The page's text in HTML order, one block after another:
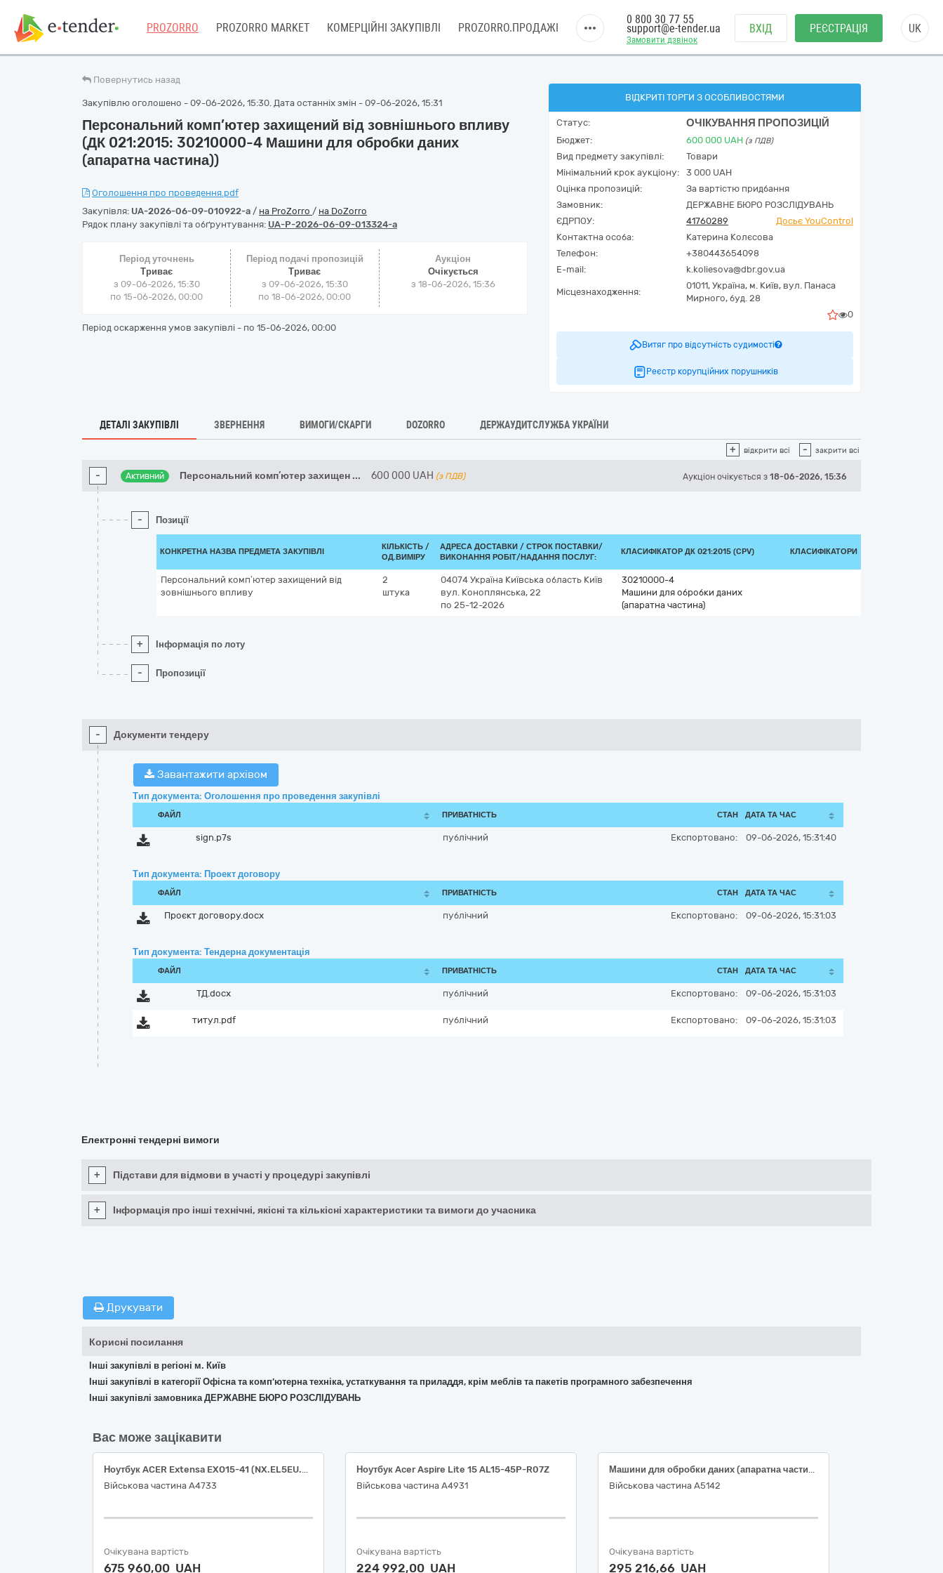
PROZORRO PROZORRO MARKET КОМЕРЦІЙНІ ЗАКУПІВЛІ PROZORRO.ПРОДАЖІ
Замовити дзвінок
0 800 30 77 55
support@e-tender.ua ВХІД РЕЄСТРАЦІЯ UK
Повернутись назад
Закупівлю оголошено - 09-06-2026, 15:30. Дата останніх змін - 09-06-2026, 15:31
Персональний комп’ютер захищений від зовнішнього впливу
(ДК 021:2015: 30210000-4 Машини для обробки даних
(апаратна частина))
Оголошення про проведення.pdf
Закупівля: UA-2026-06-09-010922-a / на ProZorro / на DoZorro
Рядок плану закупівлі та обґрунтування: UA-P-2026-06-09-013324-a
Період уточнень
Триває
з 09-06-2026, 15:30
по 15-06-2026, 00:00
Період подачі пропозицій
Триває
з 09-06-2026, 15:30
по 18-06-2026, 00:00
Аукціон
Очікується
з 18-06-2026, 15:36
Період оскарження умов закупівлі - по 15-06-2026, 00:00
ВІДКРИТІ ТОРГИ З ОСОБЛИВОСТЯМИ
Статус: ОЧІКУВАННЯ ПРОПОЗИЦІЙ
Бюджет: 600 000 UAH (з ПДВ)
Вид предмету закупівлі:
Товари
Мінімальний крок аукціону:
3 000 UAH
Оцінка пропозицій:
За вартістю придбання
Замовник:
ДЕРЖАВНЕ БЮРО РОЗСЛІДУВАНЬ
ЄДРПОУ:
41760289
Досьє YouControl
Контактна особа:
Катерина Колєсова
Телефон:
+380443654098
E-mail:
k.koliesova@dbr.gov.ua
Місцезнаходження:
01011, Україна, м. Київ, вул. Панаса
Мирного, буд. 28
0
Витяг про відсутність судимості
Реєстр корупційних порушників
ДЕТАЛІ ЗАКУПІВЛІ ЗВЕРНЕННЯ ВИМОГИ/СКАРГИ DOZORRO ДЕРЖАУДИТСЛУЖБА УКРАЇНИ
+ відкрити всі - закрити всі
- Активний Персональний комп’ютер захищен ... 600 000 UAH (з ПДВ) Аукціон очікується з 18-06-2026, 15:36
- Позиції
КОНКРЕТНА НАЗВА ПРЕДМЕТА ЗАКУПІВЛІ
КІЛЬКІСТЬ /
ОД.ВИМІРУ
АДРЕСА ДОСТАВКИ / СТРОК ПОСТАВКИ/
ВИКОНАННЯ РОБІТ/НАДАННЯ ПОСЛУГ:
КЛАСИФІКАТОР ДК 021:2015 (CPV) КЛАСИФІКАТОРИ
Персональний комп’ютер захищений від
зовнішнього впливу
2
штука
04074 Україна Київська область Київ
вул. Коноплянська, 22
по 25-12-2026
30210000-4
Машини для обробки даних
(апаратна частина)
+ Інформація по лоту
- Пропозиції
- Документи тендеру
Завантажити архівом
Тип документа: Оголошення про проведення закупівлі
ФАЙЛ ПРИВАТНІСТЬ СТАН ДАТА ТА ЧАС
sign.p7s публічний Експортовано: 09-06-2026, 15:31:40
Тип документа: Проект договору
ФАЙЛ ПРИВАТНІСТЬ СТАН ДАТА ТА ЧАС
Проєкт договору.docx публічний Експортовано: 09-06-2026, 15:31:03
Тип документа: Тендерна документація
ФАЙЛ ПРИВАТНІСТЬ СТАН ДАТА ТА ЧАС
ТД.docx публічний Експортовано: 09-06-2026, 15:31:03
титул.pdf публічний Експортовано: 09-06-2026, 15:31:03
Електронні тендерні вимоги
+ Підстави для відмови в участі у процедурі закупівлі
+ Інформація про інші технічні, якісні та кількісні характеристики та вимоги до учасника
Друкувати
Корисні посилання
Інші закупівлі в регіоні м. Київ
Інші закупівлі в категорії Офісна та комп’ютерна техніка, устаткування та приладдя, крім меблів та пакетів програмного забезпечення
Інші закупівлі замовника ДЕРЖАВНЕ БЮРО РОЗСЛІДУВАНЬ
Вас може зацікавити
Ноутбук ACER Extensa EXO15-41 (NX.EL5EU.006), або аналог – 20 шт ДК 021:2015 – 30210000-4 Машини для обробки даних (апаратна частина)
Військова частина А4733
Очікувана вартість
675 960,00 UAH
Ноутбук Acer Aspire Lite 15 AL15-45P-R07Z
Військова частина А4931
Очікувана вартість
224 992,00 UAH
Машини для обробки даних (апаратна частина)
Військова частина А5142
Очікувана вартість
295 216,66 UAH